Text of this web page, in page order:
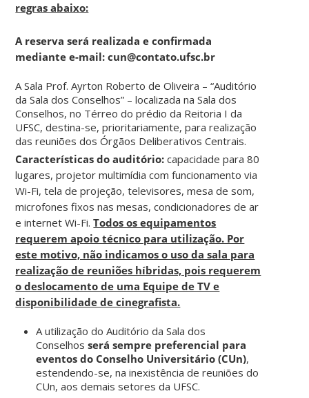
regras abaixo:
A reserva será realizada e confirmada
mediante e-mail: cun@contato.ufsc.br
A Sala Prof. Ayrton Roberto de Oliveira – “Auditório
da Sala dos Conselhos” – localizada na Sala dos
Conselhos, no Térreo do prédio da Reitoria I da
UFSC, destina-se, prioritariamente, para realização
das reuniões dos Órgãos Deliberativos Centrais.
Características do auditório:capacidade para 80
lugares, projetor multimídia com funcionamento via
Wi-Fi, tela de projeção, televisores, mesa de som,
microfones fixos nas mesas, condicionadores de ar
e internet Wi-Fi.Todos os equipamentos
requerem apoio técnico para utilização. Por
este motivo, não indicamos o uso da sala para
realização de reuniões híbridas, pois requerem
o deslocamento de uma Equipe de TV e
disponibilidade de cinegrafista.
A utilização do Auditório da Sala dos
Conselhosserá sempre preferencial para
eventos do Conselho Universitário (CUn),
estendendo-se, na inexistência de reuniões do
CUn, aos demais setores da UFSC.